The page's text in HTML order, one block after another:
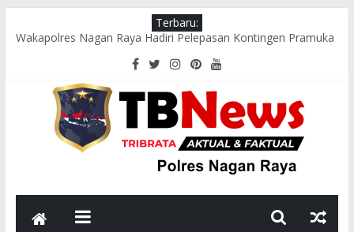
Terbaru:
Wakapolres Nagan Raya Hadiri Pelepasan Kontingen Pramuka
Menuju Cibubur di Pendopo Bupati
Polsek Seunagan Timur Gelar Pengaturan Lalu Lintas Pagi di
Lokasi Rawan Kecelakaan dan Kemacetan
Polsek Tadu Raya Sambangi Dapur MBG, Pastikan Kebersihan
dan Kelayakan Pengolahan Makanan
sambut HUT ke-81 RI, Bhabinkamtibmas Polsek Seunagan
Ajak Warga Kibarkan Bendera Merah Putih
Polsek Kuala Polres Nagan Raya Gelar Patroli dan Sosialisasi
Pencegahan Karhutla